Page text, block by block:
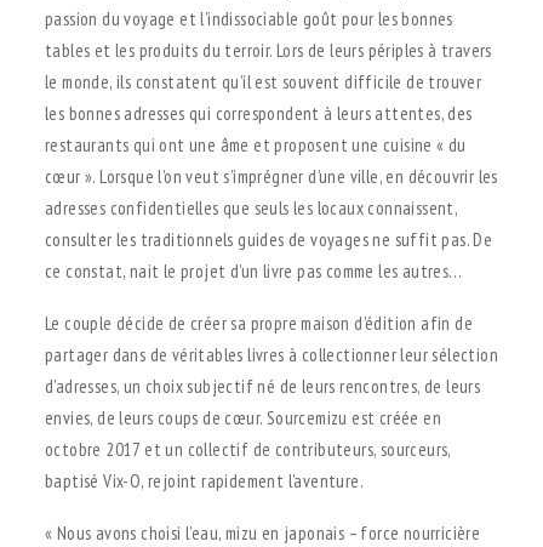
passion du voyage et l’indissociable goût pour les bonnes
tables et les produits du terroir. Lors de leurs périples à travers
le monde, ils constatent qu’il est souvent difficile de trouver
les bonnes adresses qui correspondent à leurs attentes, des
restaurants qui ont une âme et proposent une cuisine « du
cœur ». Lorsque l’on veut s’imprégner d’une ville, en découvrir les
adresses confidentielles que seuls les locaux connaissent,
consulter les traditionnels guides de voyages ne suffit pas. De
ce constat, nait le projet d’un livre pas comme les autres…
Le couple décide de créer sa propre maison d’édition afin de
partager dans de véritables livres à collectionner leur sélection
d’adresses, un choix subjectif né de leurs rencontres, de leurs
envies, de leurs coups de cœur. Sourcemizu est créée en
octobre 2017 et un collectif de contributeurs, sourceurs,
baptisé Vix-O, rejoint rapidement l’aventure.
« Nous avons choisi l’eau, mizu en japonais – force nourricière